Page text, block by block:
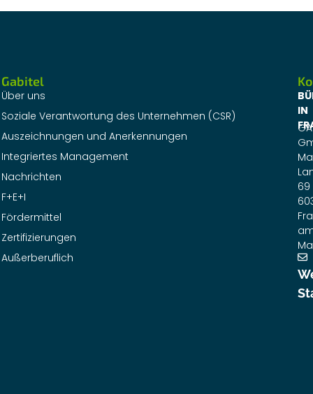
Gabitel
Über uns
Soziale Verantwortung des Unternehmen (CSR)
Auszeichnungen und Anerkennungen
Integriertes Management
Nachrichten
F+E+I
Fördermittel
Zertifizierungen
Außerberuflich
IN
69